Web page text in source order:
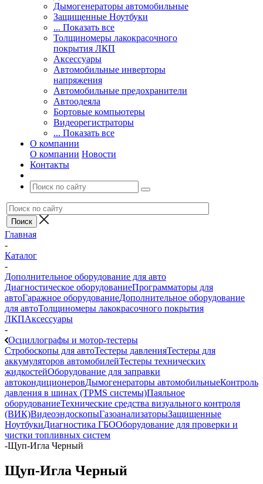
Дымогенераторы автомобильные
Защищенные Ноутбуки
... Показать все
Толщиномеры лакокрасочного
покрытия ЛКП
Аксессуары
Автомобильные инверторы
напряжения
Автомобильные предохранители
Автоодеяла
Бортовые компьютеры
Видеорегистраторы
... Показать все
О компании
О компании Новости
Контакты
Главная
-
Каталог
-
Дополнительное оборудование для авто
Диагностическое оборудованиеПрограмматоры для
автоГаражное оборудованиеДополнительное оборудование
для автоТолщиномеры лакокрасочного покрытия
ЛКПАксессуары
-
Осциллографы и мотор-тестеры
Стробоскопы для автоТестеры давленияТестеры для
аккумуляторов автомобилейТестеры технических
жидкостейОборудование для заправки
автокондиционеровДымогенераторы автомобильныеКонтроль
давления в шинах (TPMS системы)Паяльное
оборудованиеТехнические средства визуального контроля
(ВИК)ВидеоэндоскопыГазоанализаторыЗащищенные
НоутбукиДиагностика ГБООборудование для проверки и
чистки топливных систем
-Щуп-Игла Черный
Щуп-Игла Черный